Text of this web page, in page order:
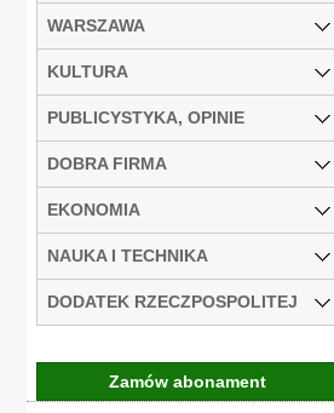
WARSZAWA
KULTURA
PUBLICYSTYKA, OPINIE
DOBRA FIRMA
EKONOMIA
NAUKA I TECHNIKA
DODATEK RZECZPOSPOLITEJ
Zamów abonament